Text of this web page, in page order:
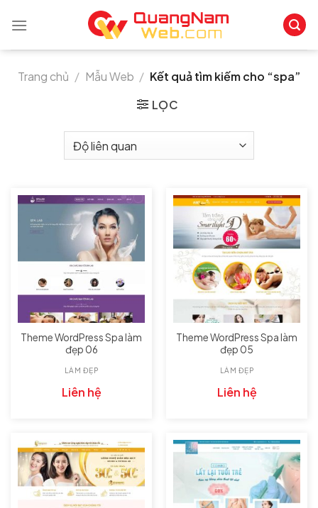
Trang chủ / Mẫu Web / Kết quả tìm kiếm cho “spa”
LỌC
LÀM ĐẸP
Theme WordPress Spa làm
đẹp 06
Liên hệ
LÀM ĐẸP
Theme WordPress Spa làm
đẹp 05
Liên hệ